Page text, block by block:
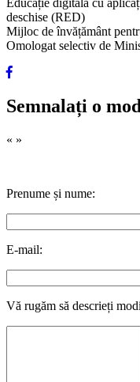
Educație digitală cu
deschise (RED)
Mijloc de învățământ
Omologat selectiv de
Semnalați o
« »
Prenume și nume:
E-mail:
Vă rugăm să descrieți